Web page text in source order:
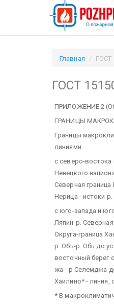
Главная ГОСТ
ГОСТ
ПРИЛОЖЕНИЕ 2
ГРАНИЦЫ
Границы
линиями.
с северо-
Ненецкого
Северная
Нерица - истоки
с юго-запада и
Ляпин-р.
Округа-граница
р. Обь-р. Обь до
восточный берег
жа - р Селемджа
Хаилино* - линия,
* В